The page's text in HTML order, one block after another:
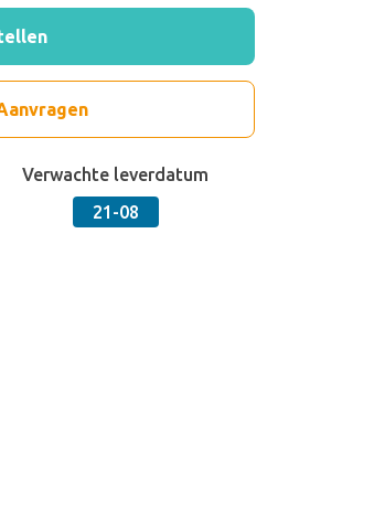
Verwachte leverdatum
21-08